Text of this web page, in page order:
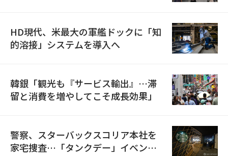
HD現代、米最大の軍艦ドックに「知
的溶接」システムを導入へ
韓銀「観光も『サービス輸出』…滞
留と消費を増やしてこそ成長効果」
警察、スターバックスコリア本社を
家宅捜査…「タンクデー」イベント